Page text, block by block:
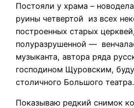
Постояли у храма –
руины четвертой из всех
построенных старых
полуразрушенной —
музыканта, автора ряда
господином Щуровским,
столичного Большого театра.
Показываю редкий снимок